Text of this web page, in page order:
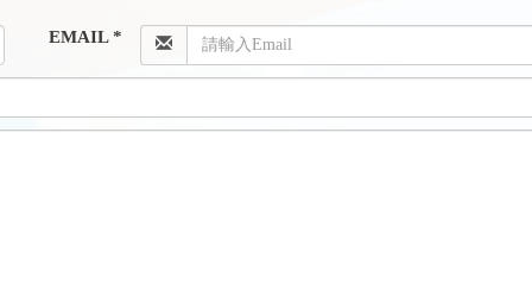
EMAIL *